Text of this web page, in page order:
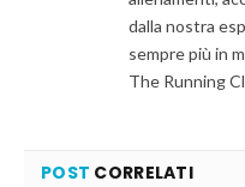
dalla nostra
sempre più in
The Running
POST CORRELATI